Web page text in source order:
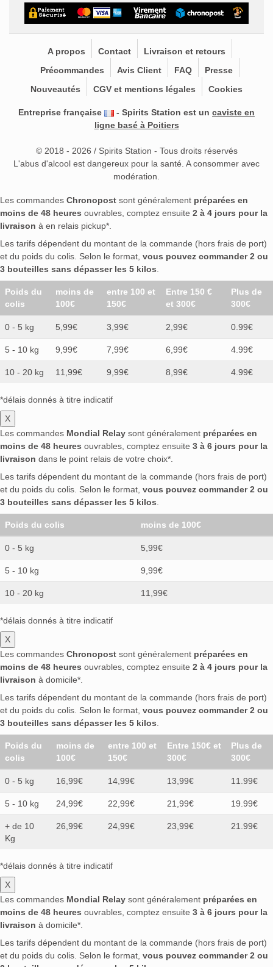
A propos Contact
Livraison et retours
Précommandes
Avis Client FAQ
Presse
Nouveautés
CGV et mentions légales Cookies
Entreprise française - Spirits Station est un caviste en
ligne basé à Poitiers
© 2018 - 2026 / Spirits Station - Tous droits réservés
L'abus d'alcool est dangereux pour la santé. A consommer avec
modération.
Les commandes Chronopost sont généralement préparées en
moins de 48 heures ouvrables, comptez ensuite 2 à 4 jours pour la
livraison à en relais pickup*.
Les tarifs dépendent du montant de la commande (hors frais de port)
et du poids du colis. Selon le format, vous pouvez commander 2 ou
3 bouteilles sans dépasser les 5 kilos
Poids du
colis
moins de
100€
entre 100 et
150€
Entre 150 €
et 300€
Plus de
300€
0 - 5 kg 5,99€ 3,99€ 2,99€ 0.99€
5 - 10 kg 9,99€ 7,99€ 6,99€ 4.99€
10 - 20 kg 11,99€ 9,99€ 8,99€ 4.99€
*délais donnés à titre indicatif
X
Les commandes Mondial Relay sont généralement préparées en
moins de 48 heures ouvrables, comptez ensuite 3 à 6 jours pour la
livraison dans le point relais de votre choix*.
Les tarifs dépendent du montant de la commande (hors frais de port)
et du poids du colis. Selon le format, vous pouvez commander 2 ou
3 bouteilles sans dépasser les 5 kilos
Poids du colis moins de 100€
0 - 5 kg 5,99€
5 - 10 kg 9,99€
10 - 20 kg 11,99€
*délais donnés à titre indicatif
X
Les commandes Chronopost sont généralement préparées en
moins de 48 heures ouvrables, comptez ensuite 2 à 4 jours pour la
livraison à domicile*.
Les tarifs dépendent du montant de la commande (hors frais de port)
et du poids du colis. Selon le format, vous pouvez commander 2 ou
3 bouteilles sans dépasser les 5 kilos
Poids du
colis
moins de
100€
entre 100 et
150€
Entre 150€ et
300€
Plus de
300€
0 - 5 kg 16,99€ 14,99€ 13,99€ 11.99€
5 - 10 kg 24,99€ 22,99€ 21,99€ 19.99€
+ de 10
Kg
26,99€ 24,99€ 23,99€ 21.99€
*délais donnés à titre indicatif
X
Les commandes Mondial Relay sont généralement préparées en
moins de 48 heures ouvrables, comptez ensuite 3 à 6 jours pour la
livraison à domicile*.
Les tarifs dépendent du montant de la commande (hors frais de port)
et du poids du colis. Selon le format, vous pouvez commander 2 ou